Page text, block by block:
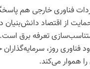
فناوری خارجی هم
از اقتصاد دانش‌بنیان
تعرفه برق
فناوری روز،
هموار می‌کند.